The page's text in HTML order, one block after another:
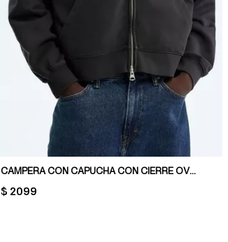
CAMPERA CON CAPUCHA CON CIERRE OVERSIZED FIT
PRICE:
$ 2099